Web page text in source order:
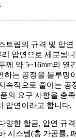
트립의 규격 및 압연
압연으로 세분됩
께 약 5~16mm의 열
하는 공정을 블루밍
속적으로 줄이는 공
의 요구 사항을 충
압연이라고 합니다.
양한 합금, 압연 규
시스템(총 가공률,